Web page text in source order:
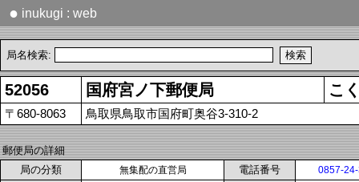
● inukugi : web
局名検索:
52056 国府宮ノ下郵便局 こ
〒680-8063 鳥取県鳥取市国府町奥谷3-310-2
郵便局の詳細
局の分類
無集配の直営局 電話番号 0857-